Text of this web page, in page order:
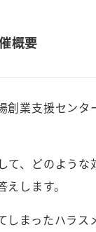
概要
業支援セン
、どのよう
します。
まったハラ